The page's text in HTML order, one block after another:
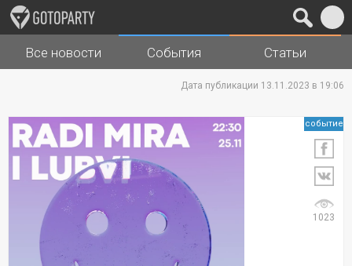
Города Музыка
Все новости События Статьи
Дата публикации 13.11.2023 в 19:06
событие
1023